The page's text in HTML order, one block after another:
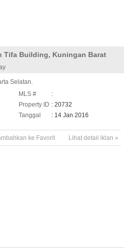
Tifa Building, Kuningan Barat
Selatan.
MLS #
:
Property ID : 20732
Tanggal
: 14 Jan 2016
Lihat detail iklan »
ke Favorit